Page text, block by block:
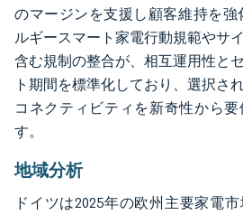
のマージンを支援し顧客維持を強
ルギースマート家電行動規範やサ
含む規制の整合が、相互運用性と
ト期間を標準化しており、選択さ
コネクティビティを新奇性から
す。
地域分析
ドイツは2025年の欧州主要家電